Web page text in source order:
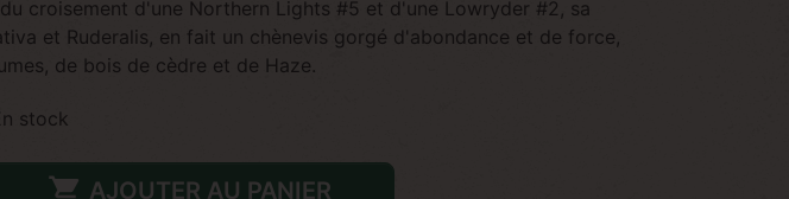
croisement d'une Northern Lights #5 et d'une Lowryder #2, sa
et Ruderalis, en fait un chènevis gorgé d'abondance et de force,
de bois de cèdre et de Haze.
stock
 AJOUTER AU PANIER